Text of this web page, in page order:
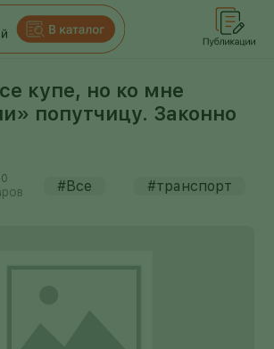
купе, но ко мне
попутчицу. Законно
#Все #транспорт